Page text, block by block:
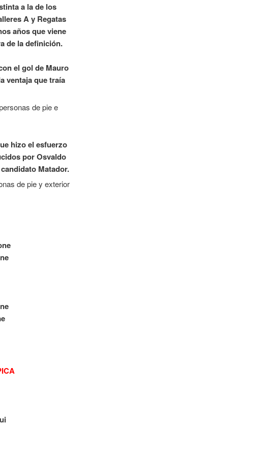
a la de los
A y Regatas
años que viene
de la definición.
el gol de Mauro
ventaja que traía
hizo el esfuerzo
por Osvaldo
Matador.